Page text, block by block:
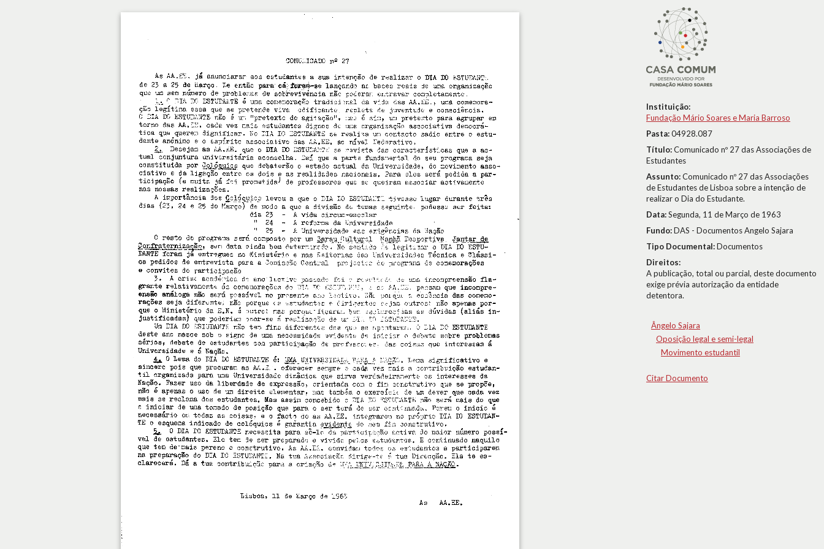
Instituição:
Fundação Mário Soares e Maria Barroso
Pasta:04928.087
Título:Comunicado nº 27 das Associações de
Estudantes
Assunto:Comunicado nº 27 das Associações
de Estudantes de Lisboa sobre a intenção de
realizar o Dia do Estudante.
Data:Segunda, 11 de Março de 1963
Fundo:DAS - Documentos Angelo Sajara
Tipo Documental:Documentos
Direitos:
A publicação, total ou parcial, deste documento
exige prévia autorização da entidade
detentora.
Ângelo Sajara
Oposição legal e semi-legal
Movimento estudantil
Citar Documento